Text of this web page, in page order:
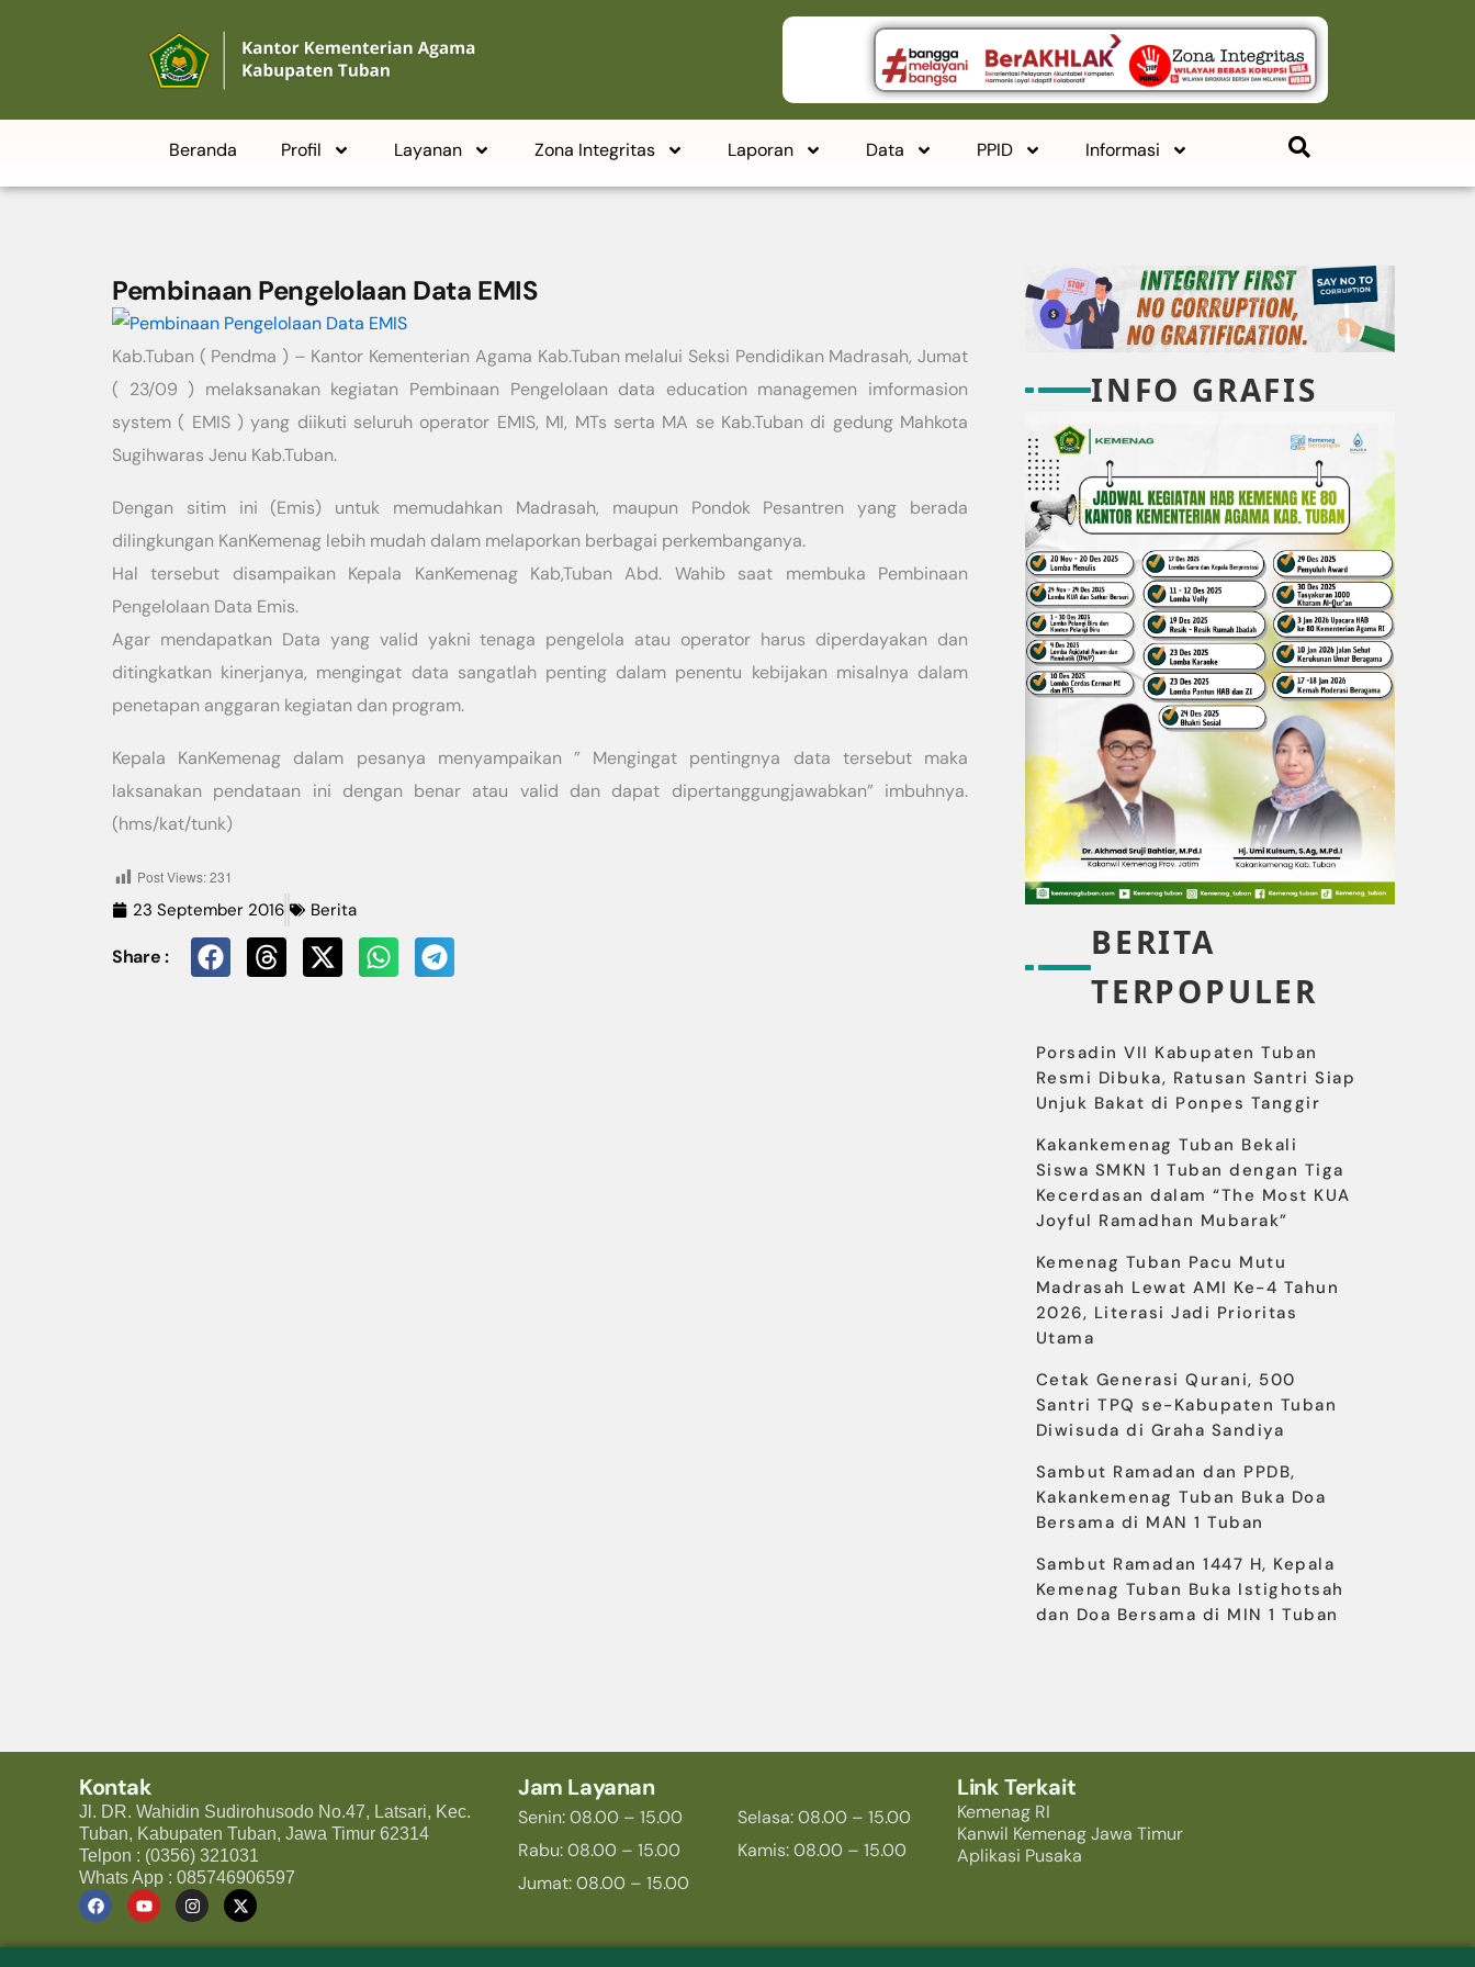
Beranda Profil Layanan Zona Integritas Laporan Data PPID Informasi
Pembinaan Pengelolaan Data EMIS
Kab.Tuban ( Pendma ) – Kantor Kementerian Agama Kab.Tuban melalui Seksi Pendidikan Madrasah, Jumat
( 23/09 ) melaksanakan kegiatan Pembinaan Pengelolaan data education managemen imformasion
system ( EMIS ) yang diikuti seluruh operator EMIS, MI, MTs serta MA se Kab.Tuban di gedung Mahkota
Sugihwaras Jenu Kab.Tuban.
Dengan sitim ini (Emis) untuk memudahkan Madrasah, maupun Pondok Pesantren yang berada
dilingkungan KanKemenag lebih mudah dalam melaporkan berbagai perkembanganya.
Hal tersebut disampaikan Kepala KanKemenag Kab,Tuban Abd. Wahib saat membuka Pembinaan
Pengelolaan Data Emis.
Agar mendapatkan Data yang valid yakni tenaga pengelola atau operator harus diperdayakan dan
ditingkatkan kinerjanya, mengingat data sangatlah penting dalam penentu kebijakan misalnya dalam
penetapan anggaran kegiatan dan program.
Kepala KanKemenag dalam pesanya menyampaikan ” Mengingat pentingnya data tersebut maka
laksanakan pendataan ini dengan benar atau valid dan dapat dipertanggungjawabkan” imbuhnya.
(hms/kat/tunk)
Post Views:231
23 September 2016 Berita
Share :
INFO GRAFIS
BERITA
TERPOPULER
Porsadin VII Kabupaten Tuban
Resmi Dibuka, Ratusan Santri Siap
Unjuk Bakat di Ponpes Tanggir
Kakankemenag Tuban Bekali
Siswa SMKN 1 Tuban dengan Tiga
Kecerdasan dalam “The Most KUA
Joyful Ramadhan Mubarak”
Kemenag Tuban Pacu Mutu
Madrasah Lewat AMI Ke-4 Tahun
2026, Literasi Jadi Prioritas
Utama
Cetak Generasi Qurani, 500
Santri TPQ se-Kabupaten Tuban
Diwisuda di Graha Sandiya
Sambut Ramadan dan PPDB,
Kakankemenag Tuban Buka Doa
Bersama di MAN 1 Tuban
Sambut Ramadan 1447 H, Kepala
Kemenag Tuban Buka Istighotsah
dan Doa Bersama di MIN 1 Tuban
Kontak
Jl. DR. Wahidin Sudirohusodo No.47, Latsari, Kec.
Tuban, Kabupaten Tuban, Jawa Timur 62314
Telpon : (0356) 321031
Whats App : 085746906597
Jam Layanan
Senin: 08.00 – 15.00
Rabu: 08.00 – 15.00
Jumat: 08.00 – 15.00
Selasa: 08.00 – 15.00
Kamis: 08.00 – 15.00
Link Terkait
Kemenag RI
Kanwil Kemenag Jawa Timur
Aplikasi Pusaka